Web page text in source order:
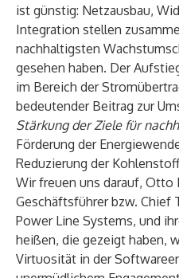
ist günstig: Netzausbau,
Integration stellen
nachhaltigsten
gesehen haben. Der
im Bereich der
bedeutender Beitrag zur
Stärkung der Ziele für
Förderung der
Reduzierung der
Wir freuen uns darauf, Otto
Geschäftsführer bzw. Chief
Power Line Systems, und
heißen, die gezeigt haben,
Virtuosität in der